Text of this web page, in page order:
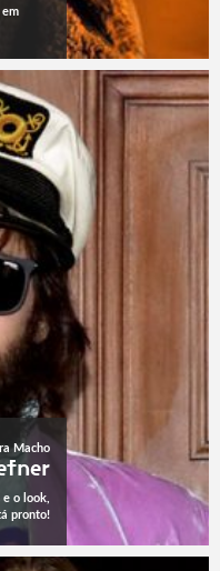
em
Macho
e o look,
pronto!